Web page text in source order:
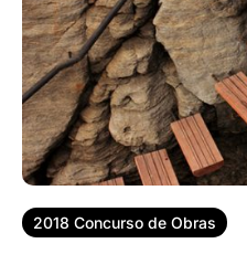
2018 Concurso de Obras